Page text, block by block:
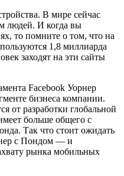
В мире сейчас
людей. И когда вы
то помните о том, что на
1,8 миллиарда
заходят на эти сайты
Facebook Уорнер
бизнеса компании.
от разработки глобальной
больше общего с
Так что стоит ожидать
с Пондом — и
рынка мобильных